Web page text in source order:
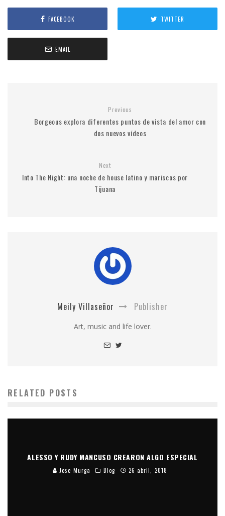
FACEBOOK TWITTER
EMAIL
Previous
Borgeous explora diferentes puntos de vista del amor con
dos nuevos vídeos
Next
Into The Night: una noche de house latino y mariscos por
Tijuana
Meily Villaseñor Publisher
Art, music and life lover.
RELATED POSTS
ALESSO Y RUDY MANCUSO CREARON ALGO ESPECIAL
Jose Murga Blog 26 abril, 2018